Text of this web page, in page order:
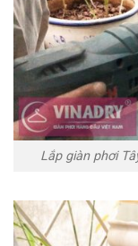
Lắp giàn phơi